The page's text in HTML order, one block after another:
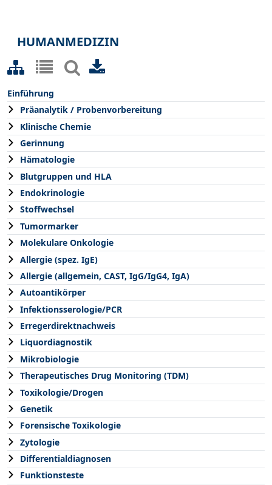
HUMANMEDIZIN
Einführung
Präanalytik / Probenvorbereitung
Klinische Chemie
Gerinnung
Hämatologie
Blutgruppen und HLA
Endokrinologie
Stoffwechsel
Tumormarker
Molekulare Onkologie
Allergie (spez. IgE)
Allergie (allgemein, CAST, IgG/IgG4, IgA)
Autoantikörper
Infektionsserologie/PCR
Erregerdirektnachweis
Liquordiagnostik
Mikrobiologie
Therapeutisches Drug Monitoring (TDM)
Toxikologie/Drogen
Genetik
Forensische Toxikologie
Zytologie
Differentialdiagnosen
Funktionsteste